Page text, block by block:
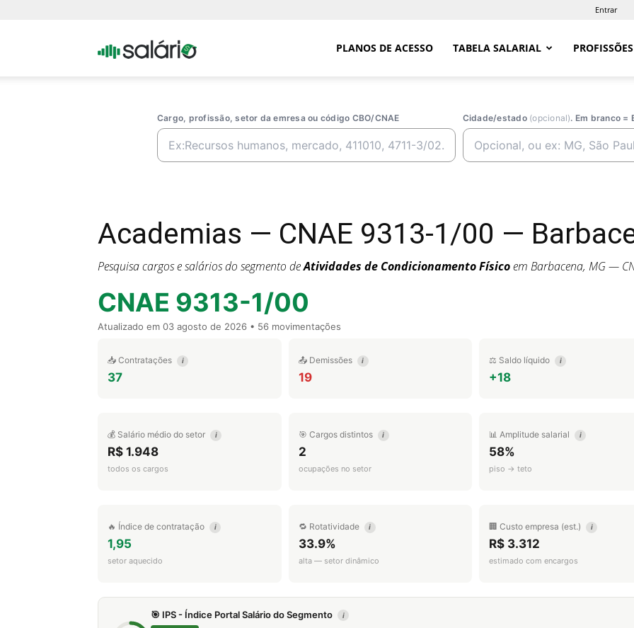
Entrar
Portal PLANOS DE ACESSO TABELA SALARIAL PROFISSÕES
Cargo, profissão, setor da emresa ou código CBO/CNAE Cidade/estado (opcional). Em branco =
Academias — CNAE 9313-1/00 —
Pesquisa cargos e salários do segmento deAtividades de Condicionamento Físicoem Barbacena, MG —
CNAE 9313-1/00
Atualizado em 03 agosto de 2026 • 56 movimentações
📥 Contratações i
37
📤 Demissões i
19
⚖️ Saldo líquido i
+18
💰 Salário médio do setor i
R$ 1.948
todos os cargos
🎯 Cargos distintos i
2
ocupações no setor
📊 Amplitude salarial i
58%
piso → teto
🔥 Índice de contratação i
1,95
setor aquecido
🔁 Rotatividade i
33.9%
alta — setor dinâmico
🏢 Custo empresa (est.) i
R$ 3.312
estimado com encargos
🎯 IPS - Índice Portal Salário do Segmento i